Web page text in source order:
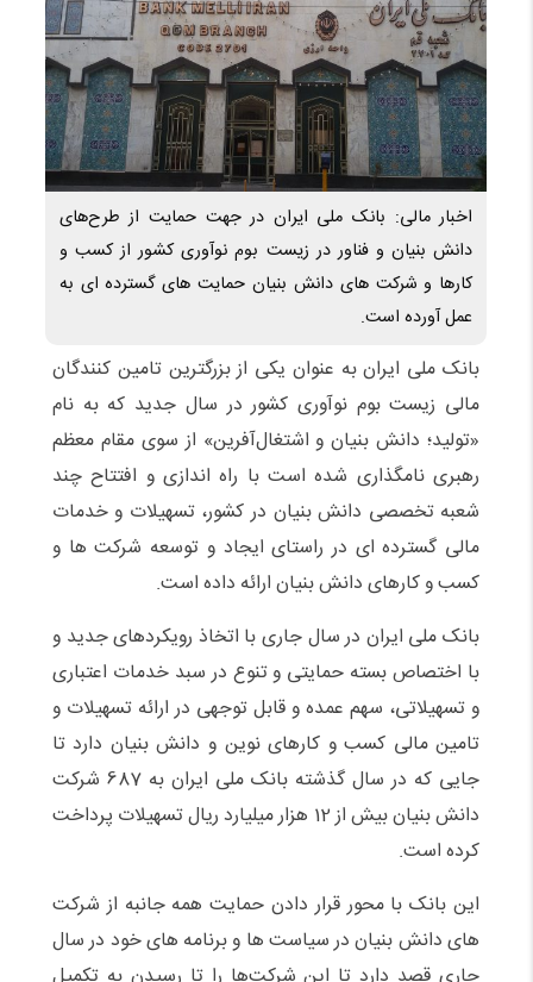
شرکت‌
های
دانش
بنیان
اخبار مالی: بانک ملی ایران در جهت حمایت از طرح‌های
دانش بنیان و فناور در زیست ‌بوم نوآوری کشور از کسب و
کارها و شرکت های دانش بنیان حمایت های گسترده ای به
عمل آورده است.
بانک ملی ایران به عنوان یکی از بزرگترین تامین کنندگان
مالی زیست‌ بوم نوآوری کشور در سال جدید که به نام
«تولید؛ دانش بنیان و اشتغال‌آفرین» از سوی مقام معظم
رهبری نامگذاری شده است با راه اندازی و افتتاح چند
شعبه تخصصی دانش بنیان در کشور، تسهیلات و خدمات
مالی گسترده ای در راستای ایجاد و توسعه شرکت ها و
کسب و کارهای دانش بنیان ارائه داده است.
بانک ملی ایران در سال جاری با اتخاذ رویکردهای جدید و
با اختصاص بسته حمایتی و تنوع در سبد خدمات اعتباری
و تسهیلاتی، سهم عمده و قابل توجهی در ارائه تسهیلات و
تامین مالی کسب و کارهای نوین و دانش بنیان دارد تا
جایی که در سال گذشته بانک ملی ایران به 687 شرکت
دانش بنیان بیش از 12 هزار میلیارد ریال تسهیلات پرداخت
کرده است.
این بانک با محور قرار دادن حمایت همه جانبه از شرکت
های دانش بنیان در سیاست ها و برنامه های خود در سال